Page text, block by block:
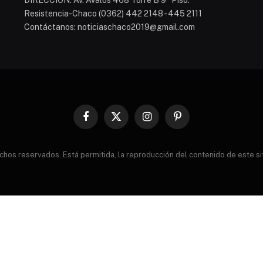
Resistencia-Chaco (0362) 442 2148 - 445 2111
Contáctanos: noticiaschaco2019@gmail.com
Facebook
X
InstagramPinterest
reservados. Está permitida, la reproducción del contenido de este